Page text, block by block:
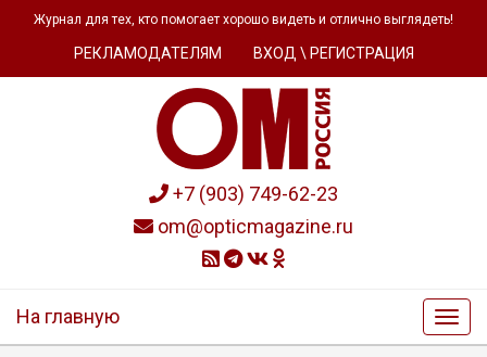
Журнал для тех, кто помогает хорошо видеть и отлично выглядеть!
РЕКЛАМОДАТЕЛЯМ ВХОД \ РЕГИСТРАЦИЯ
+7 (903) 749-62-23
om@opticmagazine.ru
На главную